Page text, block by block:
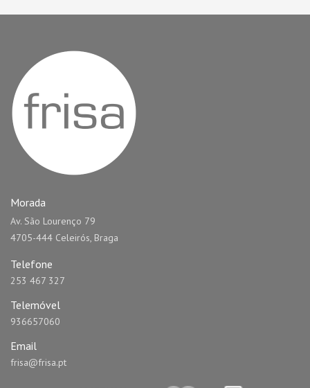
Morada
Av. São Lourenço 79
4705-444 Celeirós, Braga
Telefone
253 467 327
Telemóvel
936657060
Email
frisa@frisa.pt